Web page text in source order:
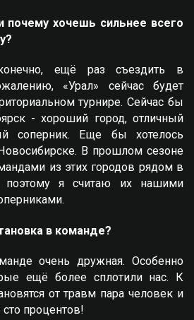
хочешь сильнее всего
ещё раз съездить в
«Урал» сейчас будет
турнире. Сейчас бы
- хороший город, отличный
соперник. Еще бы хотелось
В прошлом сезоне
из этих городов рядом в
поэтому я считаю их нашими
в команде?
очень дружная. Особенно
ещё более сплотили нас. К
от травм пара человек и
процентов!